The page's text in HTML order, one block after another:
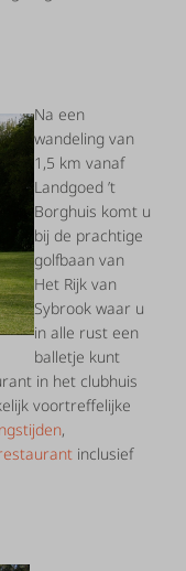
Na een
wandeling van
1,5 km vanaf
Landgoed ’t
Borghuis komt u
bij de prachtige
golfbaan van
Het Rijk van
Sybrook waar u
in alle rust een
balletje kunt
in het clubhuis
voortreffelijke
,
inclusief